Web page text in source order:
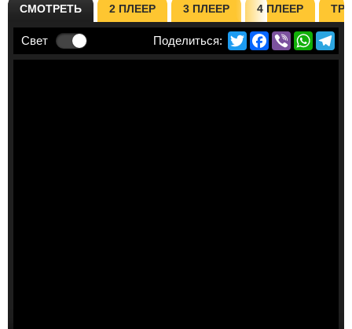
СМОТРЕТЬ 2 ПЛЕЕР 3 ПЛЕЕР 4 ПЛЕЕР
Свет TwitterFacebook
Viber